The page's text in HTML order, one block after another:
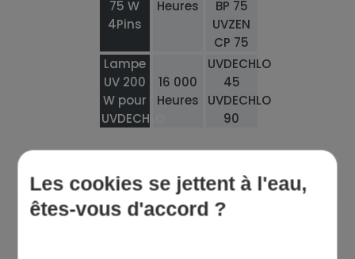
75 W
4Pins
Heures
BP 75
UVZEN
CP 75
Lampe
UV 200
W pour
UVDECHLO
16 000
Heures
UVDECHLO
45
UVDECHLO
90
Les cookies se jettent à l'eau,
êtes-vous d'accord ?